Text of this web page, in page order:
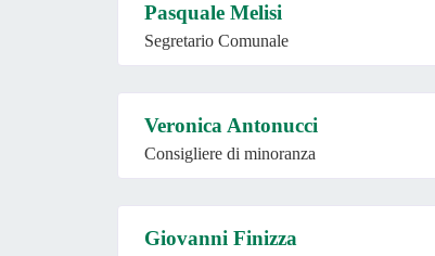
Pasquale Melisi
Segretario Comunale
Veronica Antonucci
Consigliere di minoranza
Giovanni Finizza